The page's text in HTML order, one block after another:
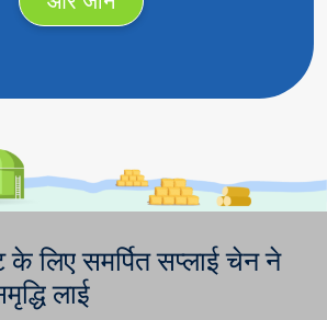
के लिए समर्पित सप्लाई चेन ने
लाई